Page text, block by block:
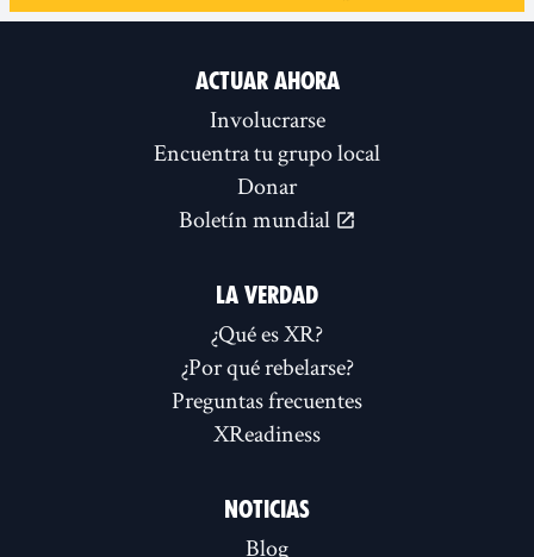
ACTUAR AHORA
Involucrarse
Encuentra tu grupo local
Donar
Boletín mundial
LA VERDAD
¿Qué es XR?
¿Por qué rebelarse?
Preguntas frecuentes
XReadiness
NOTICIAS
Blog